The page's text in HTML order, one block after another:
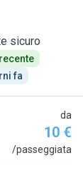
sicuro
fa
da
10 €
/passeggiata